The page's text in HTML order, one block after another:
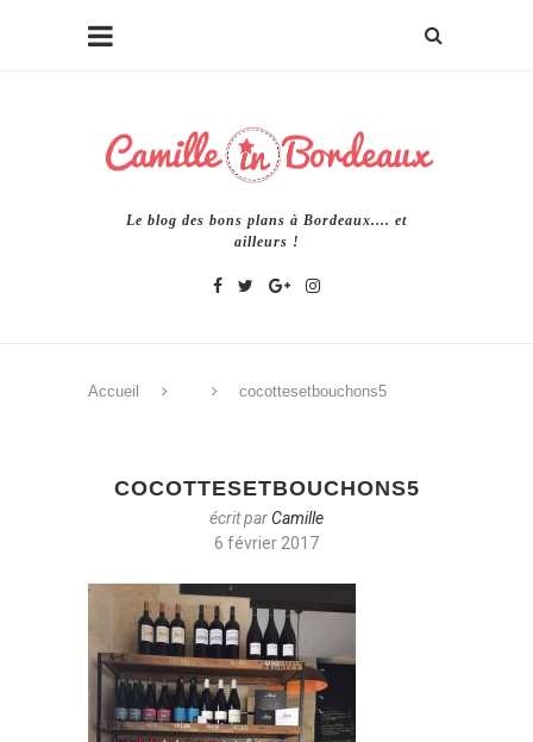
Le blog des bons plans à Bordeaux.... et
ailleurs !
Accueil cocottesetbouchons5
COCOTTESETBOUCHONS5
écrit parCamille
6 février 2017